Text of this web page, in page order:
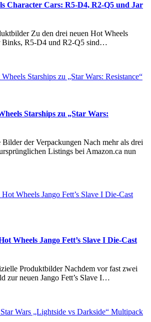
Character Cars: R5-D4, R2-Q5 und Jar
Zu den drei neuen Hot Wheels
Binks, R5-D4 und R2-Q5 sind…
Starships zu „Star Wars:
der Verpackungen Nach mehr als drei
Listings bei Amazon.ca nun
Wheels Jango Fett’s Slave I Die-Cast
Produktbilder Nachdem vor fast zwei
zur neuen Jango Fett’s Slave I…